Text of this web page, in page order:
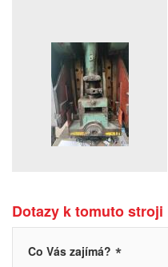
Dotazy k tomuto stroji
Co Vás zajímá? *